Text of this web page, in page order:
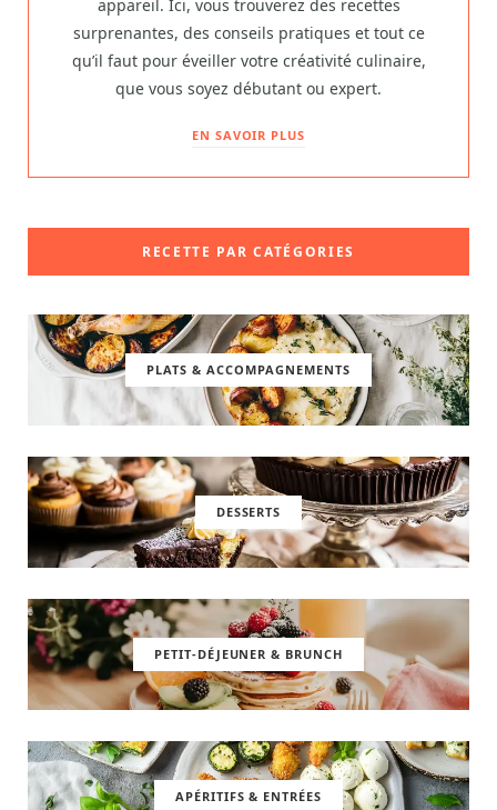
appareil. Ici, vous trouverez des recettes
surprenantes, des conseils pratiques et tout ce
qu’il faut pour éveiller votre créativité culinaire,
que vous soyez débutant ou expert.
EN SAVOIR PLUS
RECETTE PAR CATÉGORIES
PLATS & ACCOMPAGNEMENTS
DESSERTS
PETIT-DÉJEUNER & BRUNCH
APÉRITIFS & ENTRÉES